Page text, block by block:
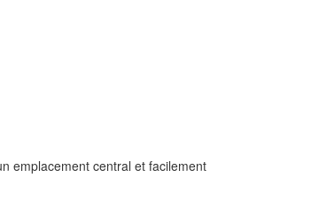
emplacement central et facilement